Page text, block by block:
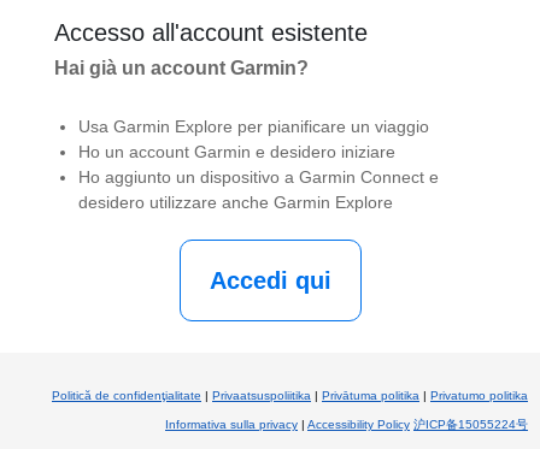
Accesso all'account esistente
Hai già un account Garmin?
Usa Garmin Explore per pianificare un viaggio
Ho un account Garmin e desidero iniziare
Ho aggiunto un dispositivo a Garmin Connect e
desidero utilizzare anche Garmin Explore
Politică de confidenţialitate | Privaatsuspoliitika | Privātuma politika | Privatumo politika
Informativa sulla privacy | Accessibility Policy 沪ICP备15055224号